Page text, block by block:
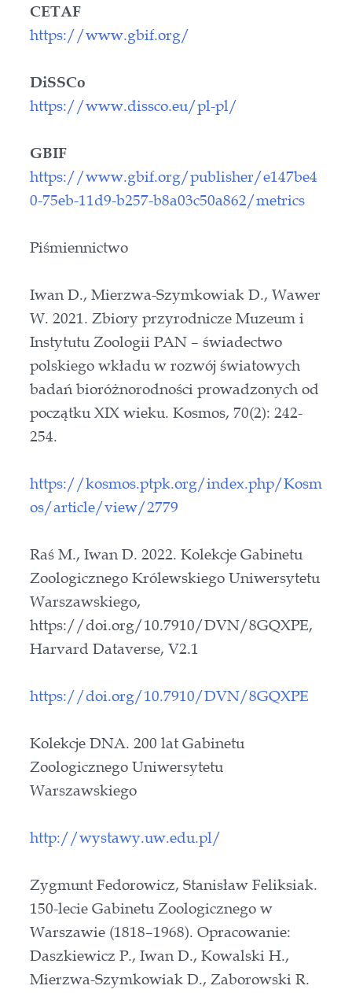
CETAF
https://www.gbif.org/
DiSSCo
https://www.dissco.eu/pl-pl/
GBIF
https://www.gbif.org/publisher/e147be4
0-75eb-11d9-b257-b8a03c50a862/metrics
Piśmiennictwo
Iwan D., Mierzwa-Szymkowiak D., Wawer
W. 2021. Zbiory przyrodnicze Muzeum i
Instytutu Zoologii PAN – świadectwo
polskiego wkładu w rozwój światowych
badań bioróżnorodności prowadzonych od
początku XIX wieku. Kosmos, 70(2): 242-
254.
https://kosmos.ptpk.org/index.php/Kosm
os/article/view/2779
Raś M., Iwan D. 2022. Kolekcje Gabinetu
Zoologicznego Królewskiego Uniwersytetu
Warszawskiego,
https://doi.org/10.7910/DVN/8GQXPE,
Harvard Dataverse, V2.1
https://doi.org/10.7910/DVN/8GQXPE
Kolekcje DNA. 200 lat Gabinetu
Zoologicznego Uniwersytetu
Warszawskiego
http://wystawy.uw.edu.pl/
Zygmunt Fedorowicz, Stanisław Feliksiak.
150-lecie Gabinetu Zoologicznego w
Warszawie (1818–1968). Opracowanie:
Daszkiewicz P., Iwan D., Kowalski H.,
Mierzwa-Szymkowiak D., Zaborowski R.